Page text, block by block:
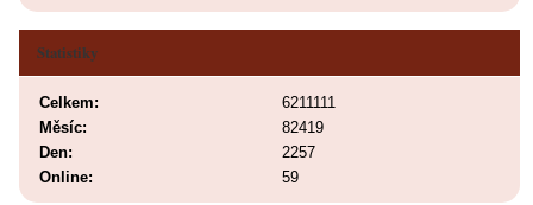
Statistiky
Online: 59
Celkem:
6211111
Měsíc:
82419
Den:
2257